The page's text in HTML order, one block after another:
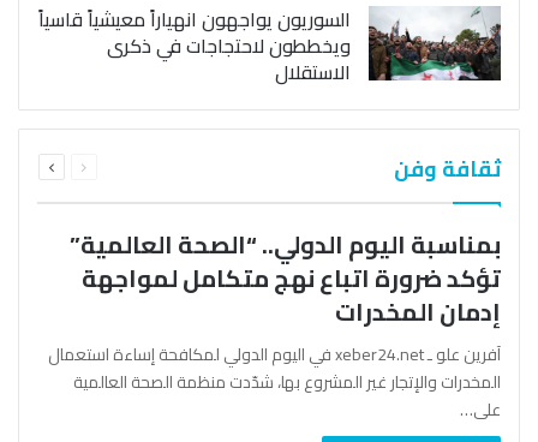
السوريون يواجهون انهياراً معيشياً قاسياً
ويخططون لاحتجاجات في ذكرى
الاستقلال
ثقافة وفن الصفحةالصفحة
بمناسبة اليوم الدولي.. “الصحة العالمية”
تؤكد ضرورة اتباع نهج متكامل لمواجهة
إدمان المخدرات
آفرين علو ـ xeber24.net في اليوم الدولي لمكافحة إساءة استعمال
المخدرات والإتجار غير المشروع بها، شدّدت منظمة الصحة العالمية
على…